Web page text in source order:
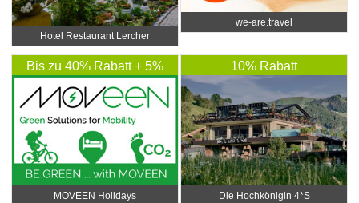
Hotel Restaurant Lercher
we-are.travel
Bis zu 40% Rabatt + 5%
Rabatt Extra
MOVEEN Holidays
10% Rabatt
Die Hochkönigin 4*S